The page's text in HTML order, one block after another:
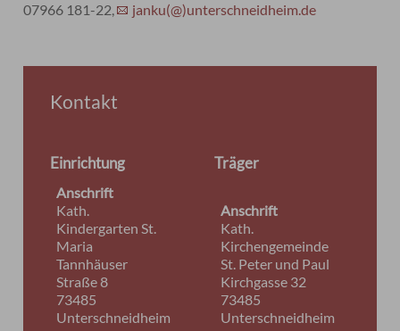
07966 181-22,
janku(@)unterschneidheim.de
Kontakt
Einrichtung Träger
Anschrift
Kath.
Kindergarten St.
Maria
Tannhäuser
Straße 8
73485
Unterschneidheim
Anschrift
Kath.
Kirchengemeinde
St. Peter und Paul
Kirchgasse 32
73485
Unterschneidheim